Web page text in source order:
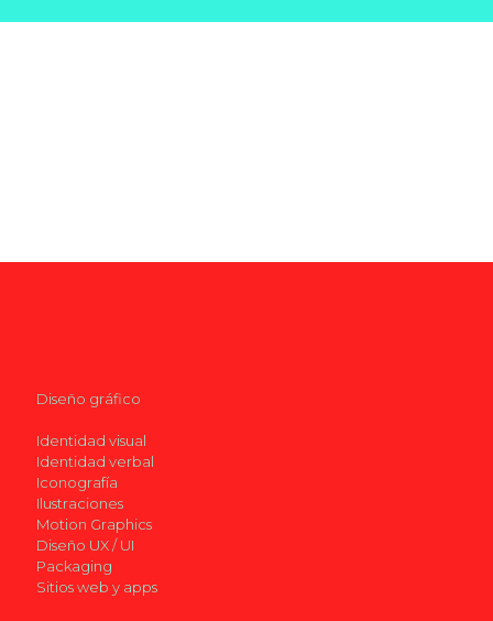
Diseño gráfico
Identidad visual
Identidad verbal
Iconografía
Ilustraciones
Motion Graphics
Diseño UX / UI
Packaging
Sitios web y apps